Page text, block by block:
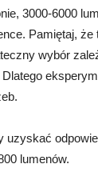
3000-6000
Pamiętaj,
wybór
uzyskać
lumenów.